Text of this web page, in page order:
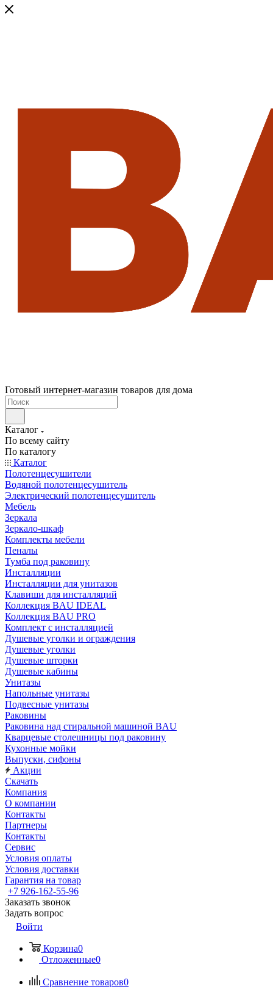
Готовый интернет-магазин товаров для дома
Каталог
По всему сайту
По каталогу
Каталог
Полотенцесушители
Водяной полотенцесушитель
Электрический полотенцесушитель
Мебель
Зеркала
Зеркало-шкаф
Комплекты мебели
Пеналы
Тумба под раковину
Инсталляции
Инсталляции для унитазов
Клавиши для инсталляций
Коллекция BAU IDEAL
Коллекция BAU PRO
Комплект с инсталляцией
Душевые уголки и ограждения
Душевые уголки
Душевые шторки
Душевые кабины
Унитазы
Напольные унитазы
Подвесные унитазы
Раковины
Раковина над стиральной машиной BAU
Кварцевые столешницы под раковину
Кухонные мойки
Выпуски, сифоны
Акции
Скачать
Компания
О компании
Контакты
Партнеры
Контакты
Сервис
Условия оплаты
Условия доставки
Гарантия на товар
+7 926-162-55-96
Заказать звонок
Задать вопрос
Войти
Корзина0
Отложенные0
Сравнение товаров0